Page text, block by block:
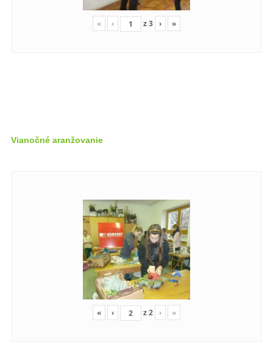
« ‹ z3 › »
Vianočné aranžovanie
« ‹ z2 › »